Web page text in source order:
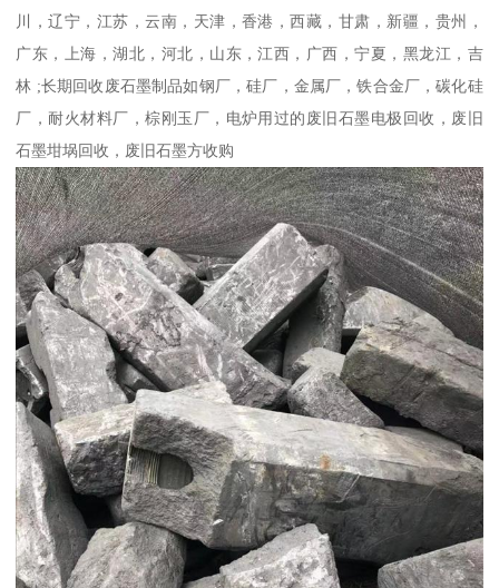
川，辽宁，江苏，云南，天津，香港，西藏，甘肃，新疆，贵州，
广东，上海，湖北，河北，山东，江西，广西，宁夏，黑龙江，吉
林 ;长期回收废石墨制品如钢厂，硅厂，金属厂，铁合金厂，碳化硅
厂，耐火材料厂，棕刚玉厂，电炉用过的废旧石墨电极回收，废旧
石墨坩埚回收，废旧石墨方收购